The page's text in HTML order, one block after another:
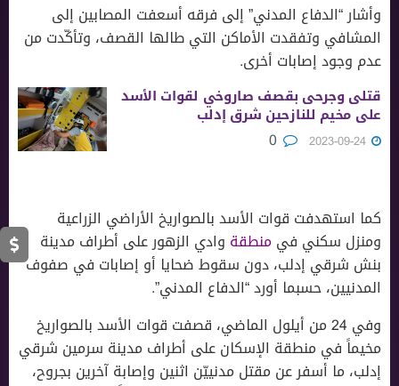
وأشار “الدفاع المدني” إلى فرقه أسعفت المصابين إلى
المشافي وتفقدت الأماكن التي طالها القصف، وتأكّدت من
عدم وجود إصابات أخرى.
قتلى وجرحى بقصف صاروخي لقوات الأسد
على مخيم للنازحين شرق إدلب
كما استهدفت قوات الأسد بالصواريخ الأراضي الزراعية
ومنزل سكني فيمنطقة وادي الزهور على أطراف مدينة
بنش شرقي إدلب، دون سقوط ضحايا أو إصابات في صفوف
المدنيين، حسبما أورد “الدفاع المدني”.
وفي 24 من أيلول الماضي، قصفت قوات الأسد بالصواريخ
مخيماً في منطقة الإسكان على أطراف مدينة سرمين شرقي
إدلب، ما أسفر عن مقتل مدنييّن اثنين وإصابة آخرين بجروح،